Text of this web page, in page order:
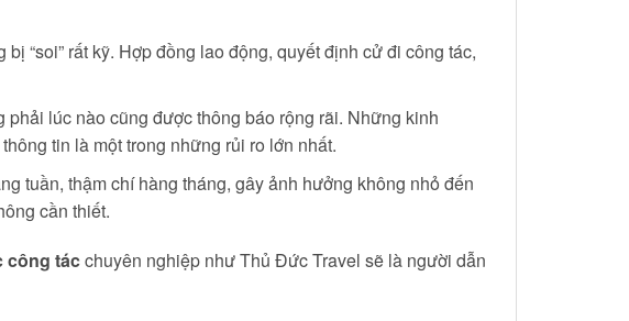
“soi” rất kỹ. Hợp đồng lao động, quyết định cử đi công tác,
lúc nào cũng được thông báo rộng rãi. Những kinh
tin là một trong những rủi ro lớn nhất.
tuần, thậm chí hàng tháng, gây ảnh hưởng không nhỏ đến
cần thiết.
công tácchuyên nghiệp như Thủ Đức Travel sẽ là người dẫn